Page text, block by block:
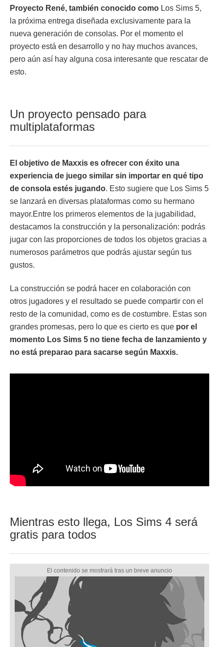
Proyecto René, también conocido como Los Sims 5,
la próxima entrega diseñada exclusivamente para la
nueva generación de consolas. Por el momento el
proyecto está en desarrollo y no hay muchos avances,
pero aún así hay alguna cosa interesante que rescatar de
esto.
Un proyecto pensado para
multiplataformas
El objetivo de Maxxis es ofrecer con éxito una
experiencia de juego similar sin importar en qué tipo
de consola estés jugando. Esto sugiere que Los Sims 5
se lanzará en diversas plataformas como su hermano
mayor.Entre los primeros elementos de la jugabilidad,
destacamos la construcción y la personalización: podrás
jugar con las proporciones de todos los objetos gracias a
numerosos parámetros que podrás ajustar según tus
gustos.
La construcción se podrá hacer en colaboración con
otros jugadores y el resultado se puede compartir con el
resto de la comunidad, como es de costumbre. Estas son
grandes promesas, pero lo que es cierto es que por el
momento Los Sims 5 no tiene fecha de lanzamiento y
no está preparao para sacarse según Maxxis.
Mientras esto llega, Los Sims 4 será
gratis para todos